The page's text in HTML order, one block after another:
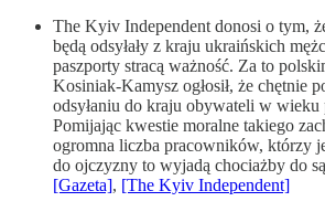
The Kyiv Independent donosi o tym,
będą odsyłały z kraju ukraińskich
paszporty stracą ważność. Za to
Kosiniak-Kamysz ogłosił, że chętnie
odsyłaniu do kraju obywateli w
Pomijając kwestie moralne takiego
ogromna liczba pracowników, którzy
do ojczyzny to wyjadą chociażby do
[Gazeta], [The Kyiv Independent]